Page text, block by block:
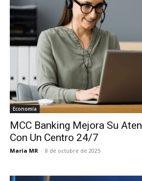
Economía
MCC Banking Mejora Su
Con Un Centro 24/7
María MR - 8 de octubre de 2025